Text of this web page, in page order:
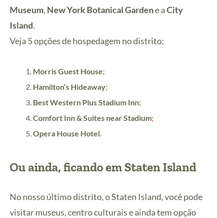
Museum, New York Botanical Gardene aCity
Island.
Veja 5 opções de hospedagem no distrito:
Morris Guest House;
Hamilton’s Hideaway;
Best Western Plus Stadium Inn;
Comfort Inn & Suites near Stadium;
Opera House Hotel.
Ou ainda, ficando em Staten Island
No nosso último distrito, o Staten Island, você pode
visitar museus, centro culturais e ainda tem opção